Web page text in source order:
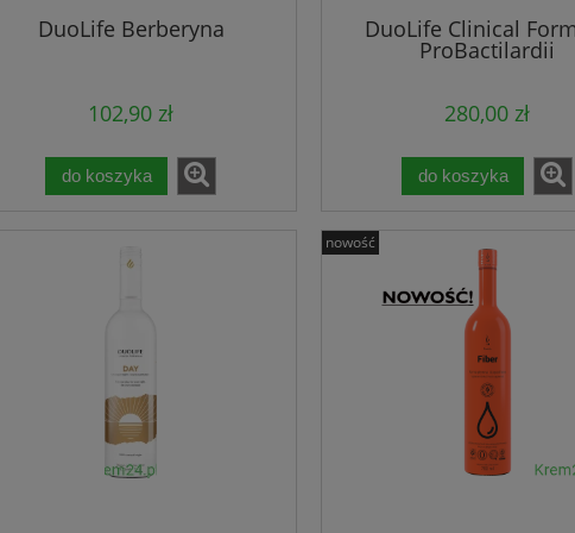
Keratin Hair Complex
145,00 zł
Cena regularna:235,00 zł
Najniższa cena:189,90 zł
Zestaw DuoLife Dzień i Noc
329,00 zł
Cena regularna:512,00 zł
Najniższa cena:329,00 zł
DuoLife Berberyna
102,90 zł
do koszyka
DuoLife Clinical
ProBactilardii
280,00 zł
do koszyka
nowość